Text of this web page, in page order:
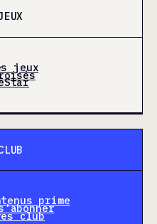
jeux
prime
club